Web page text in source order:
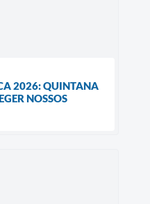
2026: QUINTANA
NOSSOS